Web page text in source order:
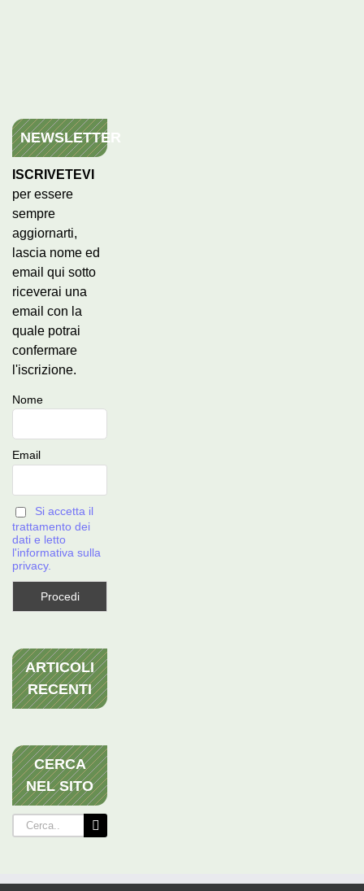
NEWSLETTER
ISCRIVETEVI
per essere
sempre
aggiornarti,
lascia nome ed
email qui sotto
riceverai una
email con la
quale potrai
confermare
l'iscrizione.
Nome
Email
Si accetta il
trattamento dei
dati e letto
l'informativa sulla
privacy.
ARTICOLI
RECENTI
CERCA
NEL SITO
Cerca
per: